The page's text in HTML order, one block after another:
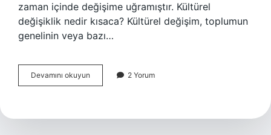
zaman içinde değişime uğramıştır. Kültürel
değişiklik nedir kısaca? Kültürel değişim, toplumun
genelinin veya bazı…
Devamını okuyun
Toplumdan
Gösterir
2 Yorum